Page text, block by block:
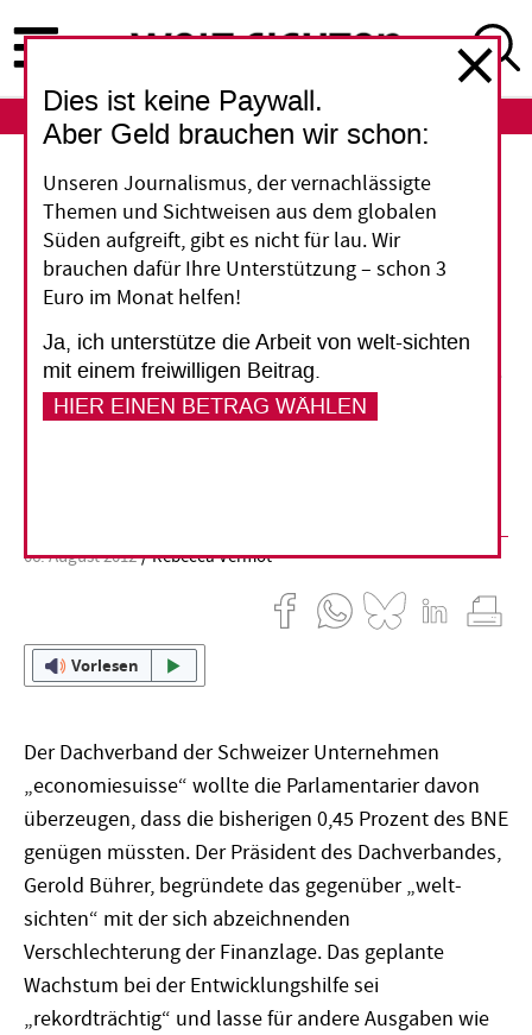
zum
Inhalt
ABO
Angriff abgewehrt
Die Schweizer Wirtschaft hat sich nicht mit
ihrem Versuch durchgesetzt, höhere
Entwicklungsausgaben zu verhindern. Die große
Kammer des Parlaments hielt mit 123 zu 49
06. August 2012 Rebecca Vermot
Vorlesen
Der Dachverband der Schweizer Unternehmen
„economiesuisse“ wollte die Parlamentarier davon
überzeugen, dass die bisherigen 0,45 Prozent des BNE
genügen müssten. Der Präsident des Dachverbandes,
Gerold Bührer, begründete das gegenüber „welt-
sichten“ mit der sich abzeichnenden
Verschlechterung der Finanzlage. Das geplante
Wachstum bei der Entwicklungshilfe sei
„rekordträchtig“ und lasse für andere Ausgaben wie
Dies ist keine Paywall.
Aber Geld brauchen wir schon:
Unseren Journalismus, der vernachlässigte
Themen und Sichtweisen aus dem globalen
Süden aufgreift, gibt es nicht für lau. Wir
brauchen dafür Ihre Unterstützung – schon 3
Euro im Monat helfen!
Ja, ich unterstütze die Arbeit von welt-sichten
mit einem freiwilligen Beitrag.
HIER EINEN BETRAG WÄHLEN